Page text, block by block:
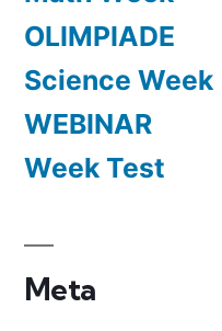
OLIMPIADE
Science Week
WEBINAR
Week Test
Meta